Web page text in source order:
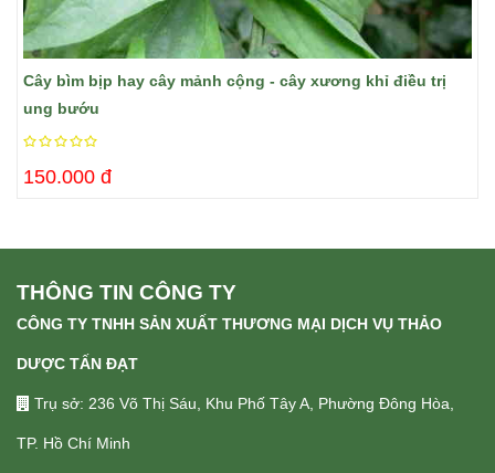
Cây bìm bịp hay cây mảnh cộng - cây xương khỉ điều trị
ung bướu
150.000 đ
THÔNG TIN CÔNG TY
CÔNG TY TNHH SẢN XUẤT THƯƠNG MẠI DỊCH VỤ THẢO
DƯỢC TẤN ĐẠT
Trụ sở: 236 Võ Thị Sáu, Khu Phố Tây A, Phường Đông Hòa,
TP. Hồ Chí Minh